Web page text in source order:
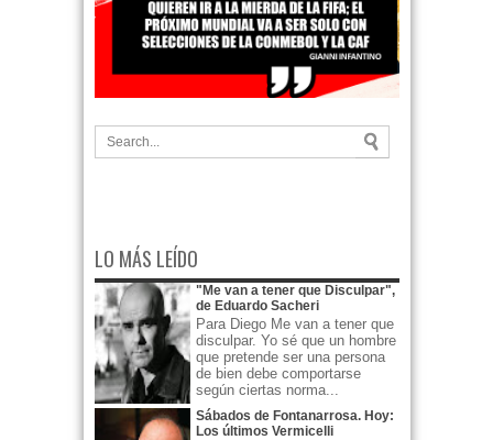
LO MÁS LEÍDO
"Me van a tener que Disculpar",
de Eduardo Sacheri
Para Diego Me van a tener que
disculpar. Yo sé que un hombre
que pretende ser una persona
de bien debe comportarse
según ciertas norma...
Sábados de Fontanarrosa. Hoy:
Los últimos Vermicelli